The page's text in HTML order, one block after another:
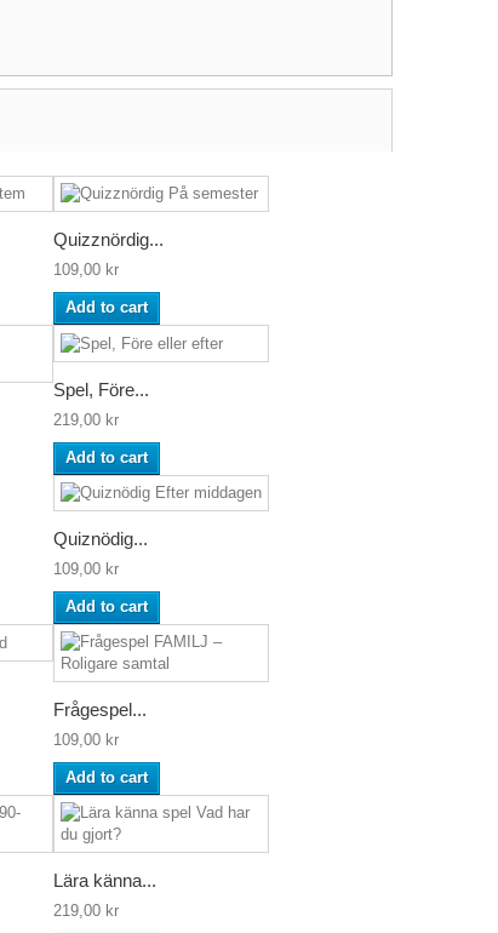
Quizznördig...
109,00 kr
Add to cart
Spel, Före...
219,00 kr
Add to cart
Quiznödig...
109,00 kr
Add to cart
Frågespel...
109,00 kr
Add to cart
Lära känna...
219,00 kr